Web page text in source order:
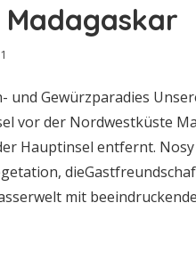
Madagaskar
und Gewürzparadies
vor der Nordwestküste
Hauptinsel entfernt.
mit